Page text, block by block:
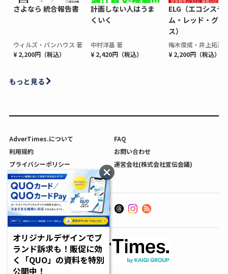
さよなら 統合報告書
ウィルズ・パンハウス 著
¥ 2,200円（税込）
計画しない人はうま
くいく
中村洋基 著
¥ 2,420円（税込）
ELG（エコシステ
ム・レッド・グロ
ス）
梅木俊成・井上拓海
¥ 2,200円（税込）
もっと見る
AdverTimes.について
FAQ
利用規約
お問い合わせ
プライバシーポリシー
運営会社(株式会社宣伝会議)
利用者情報の外部送信について
オリジナルデザインでブ
ランド訴求も！販促に効
く「QUO」の資料を特別
公開中！